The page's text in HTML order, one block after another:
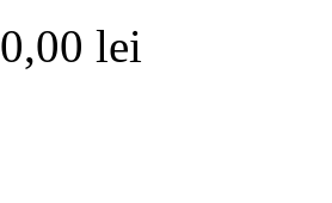
0,00 lei